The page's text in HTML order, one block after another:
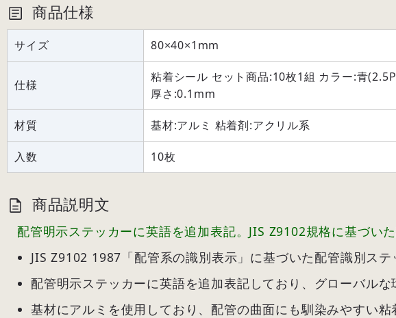
商品仕様
サイズ 80×40×1mm
仕様
粘着シール セット商品:10枚1組 カラー:青
厚さ:0.1mm
材質 基材:アルミ 粘着剤:アクリル系
入数 10枚
商品説明文
配管明示ステッカーに英語を追加表記。JIS Z9102規格に基づいた
JIS Z9102 1987「配管系の識別表示」に基づいた配管識別ステ
配管明示ステッカーに英語を追加表記しており、グローバルな
基材にアルミを使用しており、配管の曲面にも馴染みやすい粘